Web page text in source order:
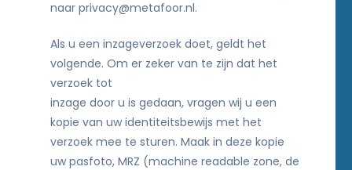
naar privacy@metafoor.nl.
Als u een inzageverzoek doet, geldt het
volgende. Om er zeker van te zijn dat het
verzoek tot
inzage door u is gedaan, vragen wij u een
kopie van uw identiteitsbewijs met het
verzoek mee te sturen. Maak in deze kopie
uw pasfoto, MRZ (machine readable zone, de